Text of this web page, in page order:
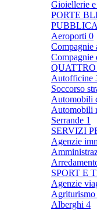
Gioiellerie
PORTE
Aeroporti 0
Compagnie
Compagnie
Autofficine
Soccorso
Automobili
Automobili
Serrande 1
SERVIZI
Agenzie
SPORT E
Agenzie
Agriturismo
Alberghi 4